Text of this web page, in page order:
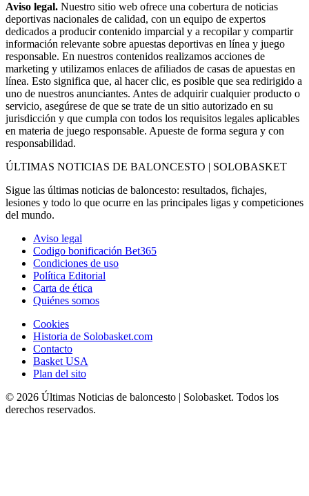
Aviso legal. Nuestro sitio web ofrece una cobertura de noticias
deportivas nacionales de calidad, con un equipo de expertos
dedicados a producir contenido imparcial y a recopilar y compartir
información relevante sobre apuestas deportivas en línea y juego
responsable. En nuestros contenidos realizamos acciones de
marketing y utilizamos enlaces de afiliados de casas de apuestas en
línea. Esto significa que, al hacer clic, es posible que sea redirigido a
uno de nuestros anunciantes. Antes de adquirir cualquier producto o
servicio, asegúrese de que se trate de un sitio autorizado en su
jurisdicción y que cumpla con todos los requisitos legales aplicables
en materia de juego responsable. Apueste de forma segura y con
responsabilidad.
ÚLTIMAS NOTICIAS DE BALONCESTO | SOLOBASKET
Sigue las últimas noticias de baloncesto: resultados, fichajes,
lesiones y todo lo que ocurre en las principales ligas y competiciones
del mundo.
Aviso legal
Codigo bonificación Bet365
Condiciones de uso
Política Editorial
Carta de ética
Quiénes somos
Cookies
Historia de Solobasket.com
Contacto
Basket USA
Plan del sito
© 2026 Últimas Noticias de baloncesto | Solobasket. Todos los
derechos reservados.